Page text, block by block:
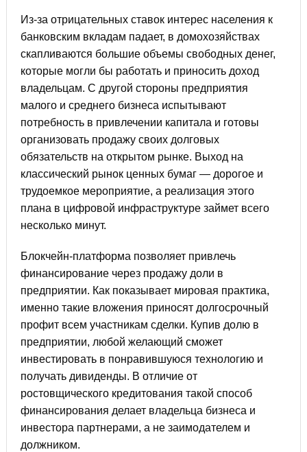
Из-за отрицательных ставок интерес населения к
банковским вкладам падает, в домохозяйствах
скапливаются большие объемы свободных денег,
которые могли бы работать и приносить доход
владельцам. С другой стороны предприятия
малого и среднего бизнеса испытывают
потребность в привлечении капитала и готовы
организовать продажу своих долговых
обязательств на открытом рынке. Выход на
классический рынок ценных бумаг — дорогое и
трудоемкое мероприятие, а реализация этого
плана в цифровой инфраструктуре займет всего
несколько минут.
Блокчейн-платформа позволяет привлечь
финансирование через продажу доли в
предприятии. Как показывает мировая практика,
именно такие вложения приносят долгосрочный
профит всем участникам сделки. Купив долю в
предприятии, любой желающий сможет
инвестировать в понравившуюся технологию и
получать дивиденды. В отличие от
ростовщического кредитования такой способ
финансирования делает владельца бизнеса и
инвестора партнерами, а не заимодателем и
должником.